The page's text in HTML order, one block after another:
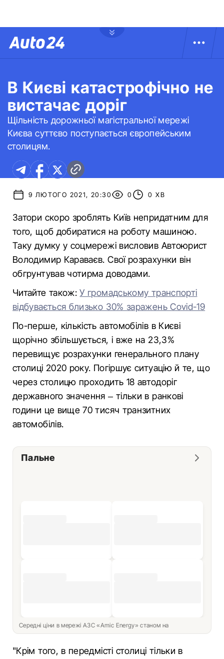
В Києві катастрофічно не
вистачає доріг
Щільність дорожньої магістральної мережі
Києва суттєво поступається європейським
столицям.
9 ЛЮТОГО 2021, 20:30 0 0 ХВ
Затори скоро зроблять Київ непридатним для
того, щоб добиратися на роботу машиною.
Таку думку у соцмережі висловив Автоюрист
Володимир Караваєв. Свої розрахунки він
обгрунтував чотирма доводами.
Читайте також:У громадському транспорті
відбувається близько 30% заражень Covid-19
По-перше, кількість автомобілів в Києві
щорічно збільшується, і вже на 23,3%
перевищує розрахунки генерального плану
столиці 2020 року. Погіршує ситуацію й те, що
через столицю проходить 18 автодоріг
державного значення – тільки в ранкові
години це вище 70 тисяч транзитних
автомобілів.
Пальне
Середні ціни в мережі АЗС «Amic Energy» станом на
"Крім того, в передмісті столиці тільки в